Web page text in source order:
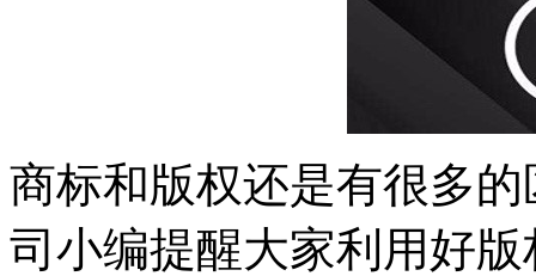
商标和版权还是有很多
司小编提醒大家利用好